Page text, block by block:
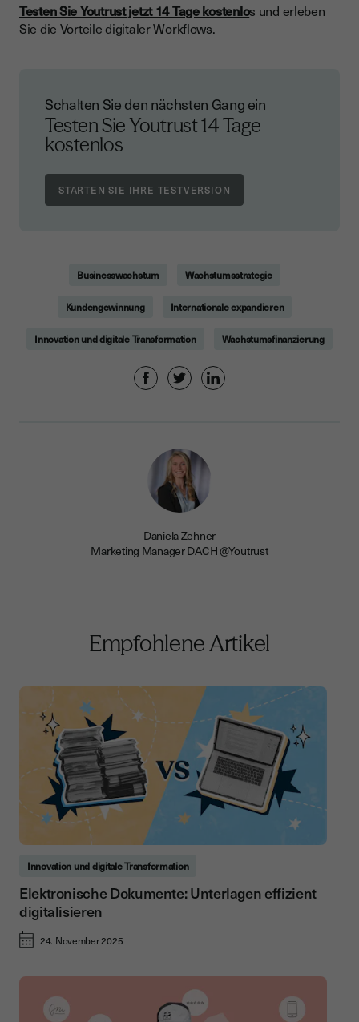
Testen Sie Youtrust jetzt 14 Tage kostenlos und erleben
Sie die Vorteile digitaler Workflows.
Schalten Sie den nächsten Gang ein
Testen Sie Youtrust14 Tage
kostenlos
Businesswachstum Wachstumsstrategie
Kundengewinnung Internationale expandieren
Innovation und digitale Transformation Wachstumsfinanzierung
Daniela Zehner
Marketing Manager DACH @Youtrust
Empfohlene Artikel
Innovation und digitale Transformation
Elektronische Dokumente: Unterlagen effizient
digitalisieren
24. November 2025